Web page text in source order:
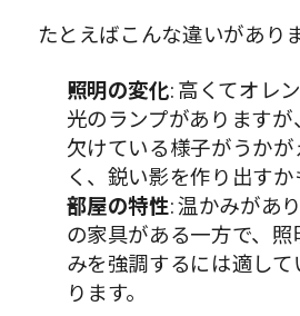
たとえばこんな違いがあり
照明の変化: 高くてオレ
光のランプがあります
欠けている様子がうか
く、鋭い影を作り出すか
部屋の特性: 温かみがあ
の家具がある一方で、
みを強調するには適し
ります。